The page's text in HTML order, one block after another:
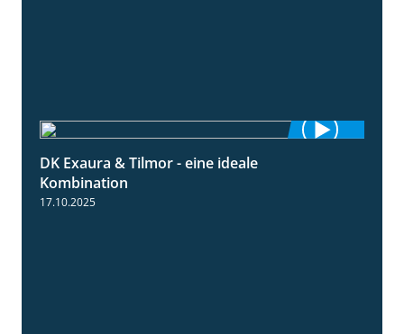
DK Exaura & Tilmor - eine ideale
Kombination
17.10.2025